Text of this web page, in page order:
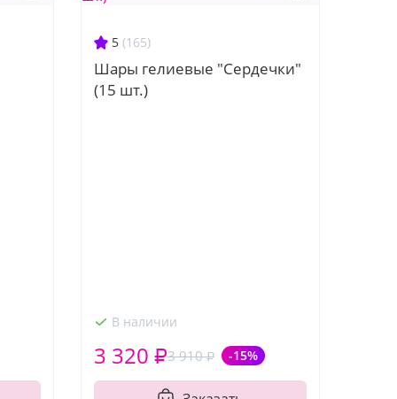
5 (165)
Шары гелиевые "Сердечки"
(15 шт.)
В наличии
3 910 ₽ -15%
3 320 ₽